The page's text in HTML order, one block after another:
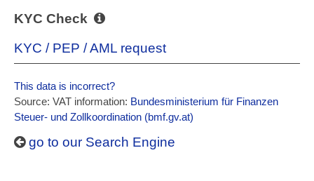
KYC Check
KYC / PEP / AML request
This data is incorrect?
Source: VAT information: Bundesministerium für Finanzen
Steuer- und Zollkoordination (bmf.gv.at)
go to our Search Engine